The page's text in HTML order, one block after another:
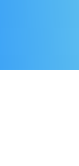
自己也要成长
？国别文化与
跟不上发展？
位技能差距
售赢单 4000